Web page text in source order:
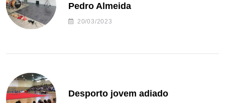
Pedro Almeida
20/03/2023
Desporto jovem adiado